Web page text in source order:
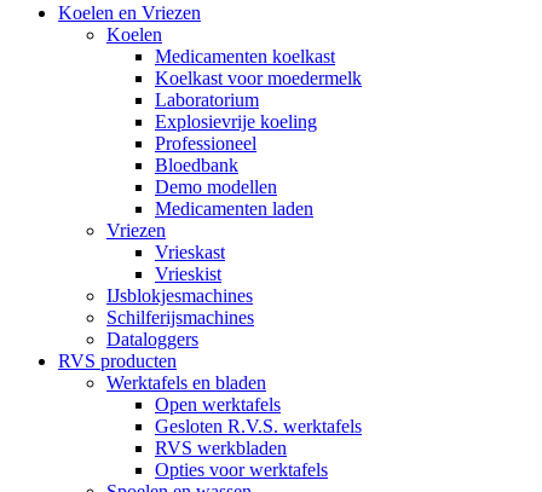
Koelen en Vriezen
Koelen
Medicamenten koelkast
Koelkast voor moedermelk
Laboratorium
Explosievrije koeling
Professioneel
Bloedbank
Demo modellen
Medicamenten laden
Vriezen
Vrieskast
Vrieskist
IJsblokjesmachines
Schilferijsmachines
Dataloggers
RVS producten
Werktafels en bladen
Open werktafels
Gesloten R.V.S. werktafels
RVS werkbladen
Opties voor werktafels